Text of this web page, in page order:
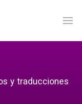
y traducciones